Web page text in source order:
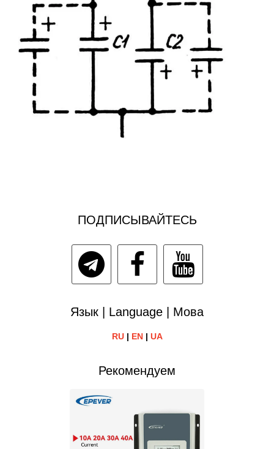
ПОДПИСЫВАЙТЕСЬ
Язык | Language | Мова
RU| EN| UA
Рекомендуем